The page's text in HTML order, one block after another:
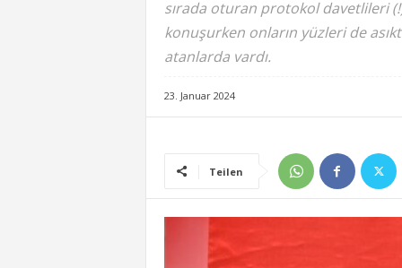
sırada oturan protokol davetlileri
konuşurken onların yüzleri de
atanlarda vardı.
23. Januar 2024
Teilen